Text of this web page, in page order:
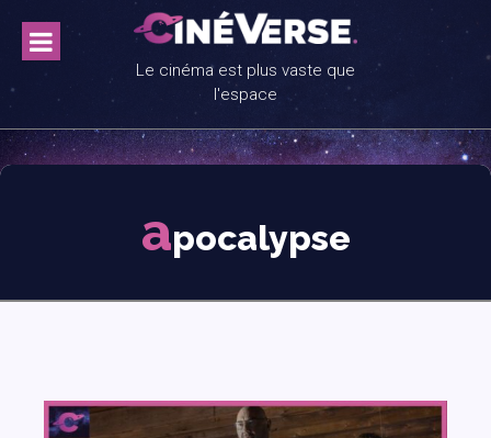
content
Le cinéma est plus vaste que
l'espace
apocalypse